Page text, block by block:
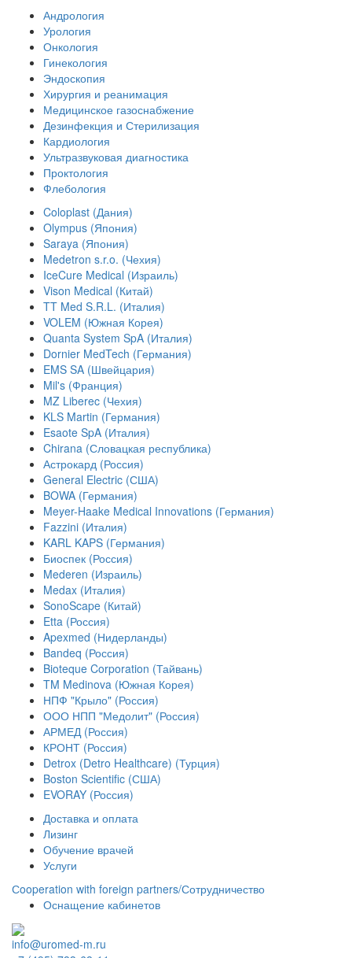
Андрология
Урология
Онкология
Гинекология
Эндоскопия
Хирургия и реанимация
Медицинское газоснабжение
Дезинфекция и Стерилизация
Кардиология
Ультразвуковая диагностика
Проктология
Флебология
Coloplast (Дания)
Olympus (Япония)
Saraya (Япония)
Medetron s.r.o. (Чехия)
IceCure Medical (Израиль)
Vison Medical (Китай)
TT Med S.R.L. (Италия)
VOLEM (Южная Корея)
Quanta System SpA (Италия)
Dornier MedTech (Германия)
EMS SA (Швейцария)
Mil's (Франция)
MZ Liberec (Чехия)
KLS Martin (Германия)
Esaote SpA (Италия)
Chirana (Словацкая республика)
Астрокард (Россия)
General Electric (США)
BOWA (Германия)
Meyer-Haake Medical Innovations (Германия)
Fazzini (Италия)
KARL KAPS (Германия)
Биоспек (Россия)
Mederen (Израиль)
Medax (Италия)
SonoScape (Китай)
Etta (Россия)
Apexmed (Нидерланды)
Bandeq (Россия)
Bioteque Corporation (Тайвань)
TM Medinova (Южная Корея)
НПФ "Крыло" (Россия)
ООО НПП "Медолит" (Россия)
АРМЕД (Россия)
КРОНТ (Россия)
Detrox (Detro Healthcare) (Турция)
Boston Scientific (США)
EVORAY (Россия)
Доставка и оплата
Лизинг
Обучение врачей
Услуги
Сooperation with foreign partners/Сотрудничество
Оснащение кабинетов
info@uromed-m.ru